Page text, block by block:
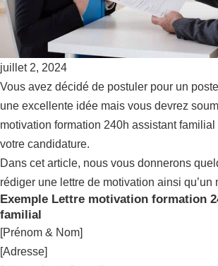
juillet 2, 2024
Vous avez décidé de postuler pour un
une excellente idée mais vous devrez
motivation formation 240h assistant
votre candidature.
Dans cet article, nous vous donnerons
rédiger une lettre de motivation ainsi qu’un
Exemple Lettre motivation formation
familial
[Prénom & Nom]
[Adresse]